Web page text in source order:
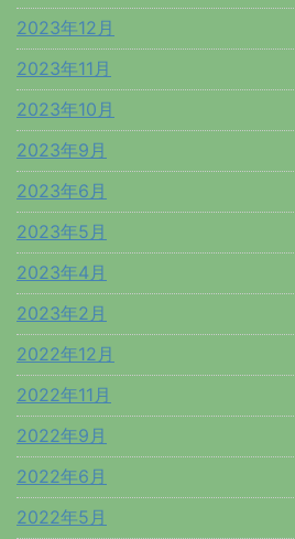
2023年12月
2023年11月
2023年10月
2023年9月
2023年6月
2023年5月
2023年4月
2023年2月
2022年12月
2022年11月
2022年9月
2022年6月
2022年5月